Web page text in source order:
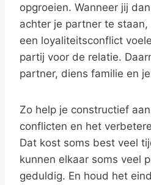
opgroeien. Wanneer jij
achter je partner te
een loyaliteitsconflict
partij voor de relatie.
partner, diens familie en
Zo help je constructief
conflicten en het
Dat kost soms best veel
kunnen elkaar soms veel
geduldig. En houd het